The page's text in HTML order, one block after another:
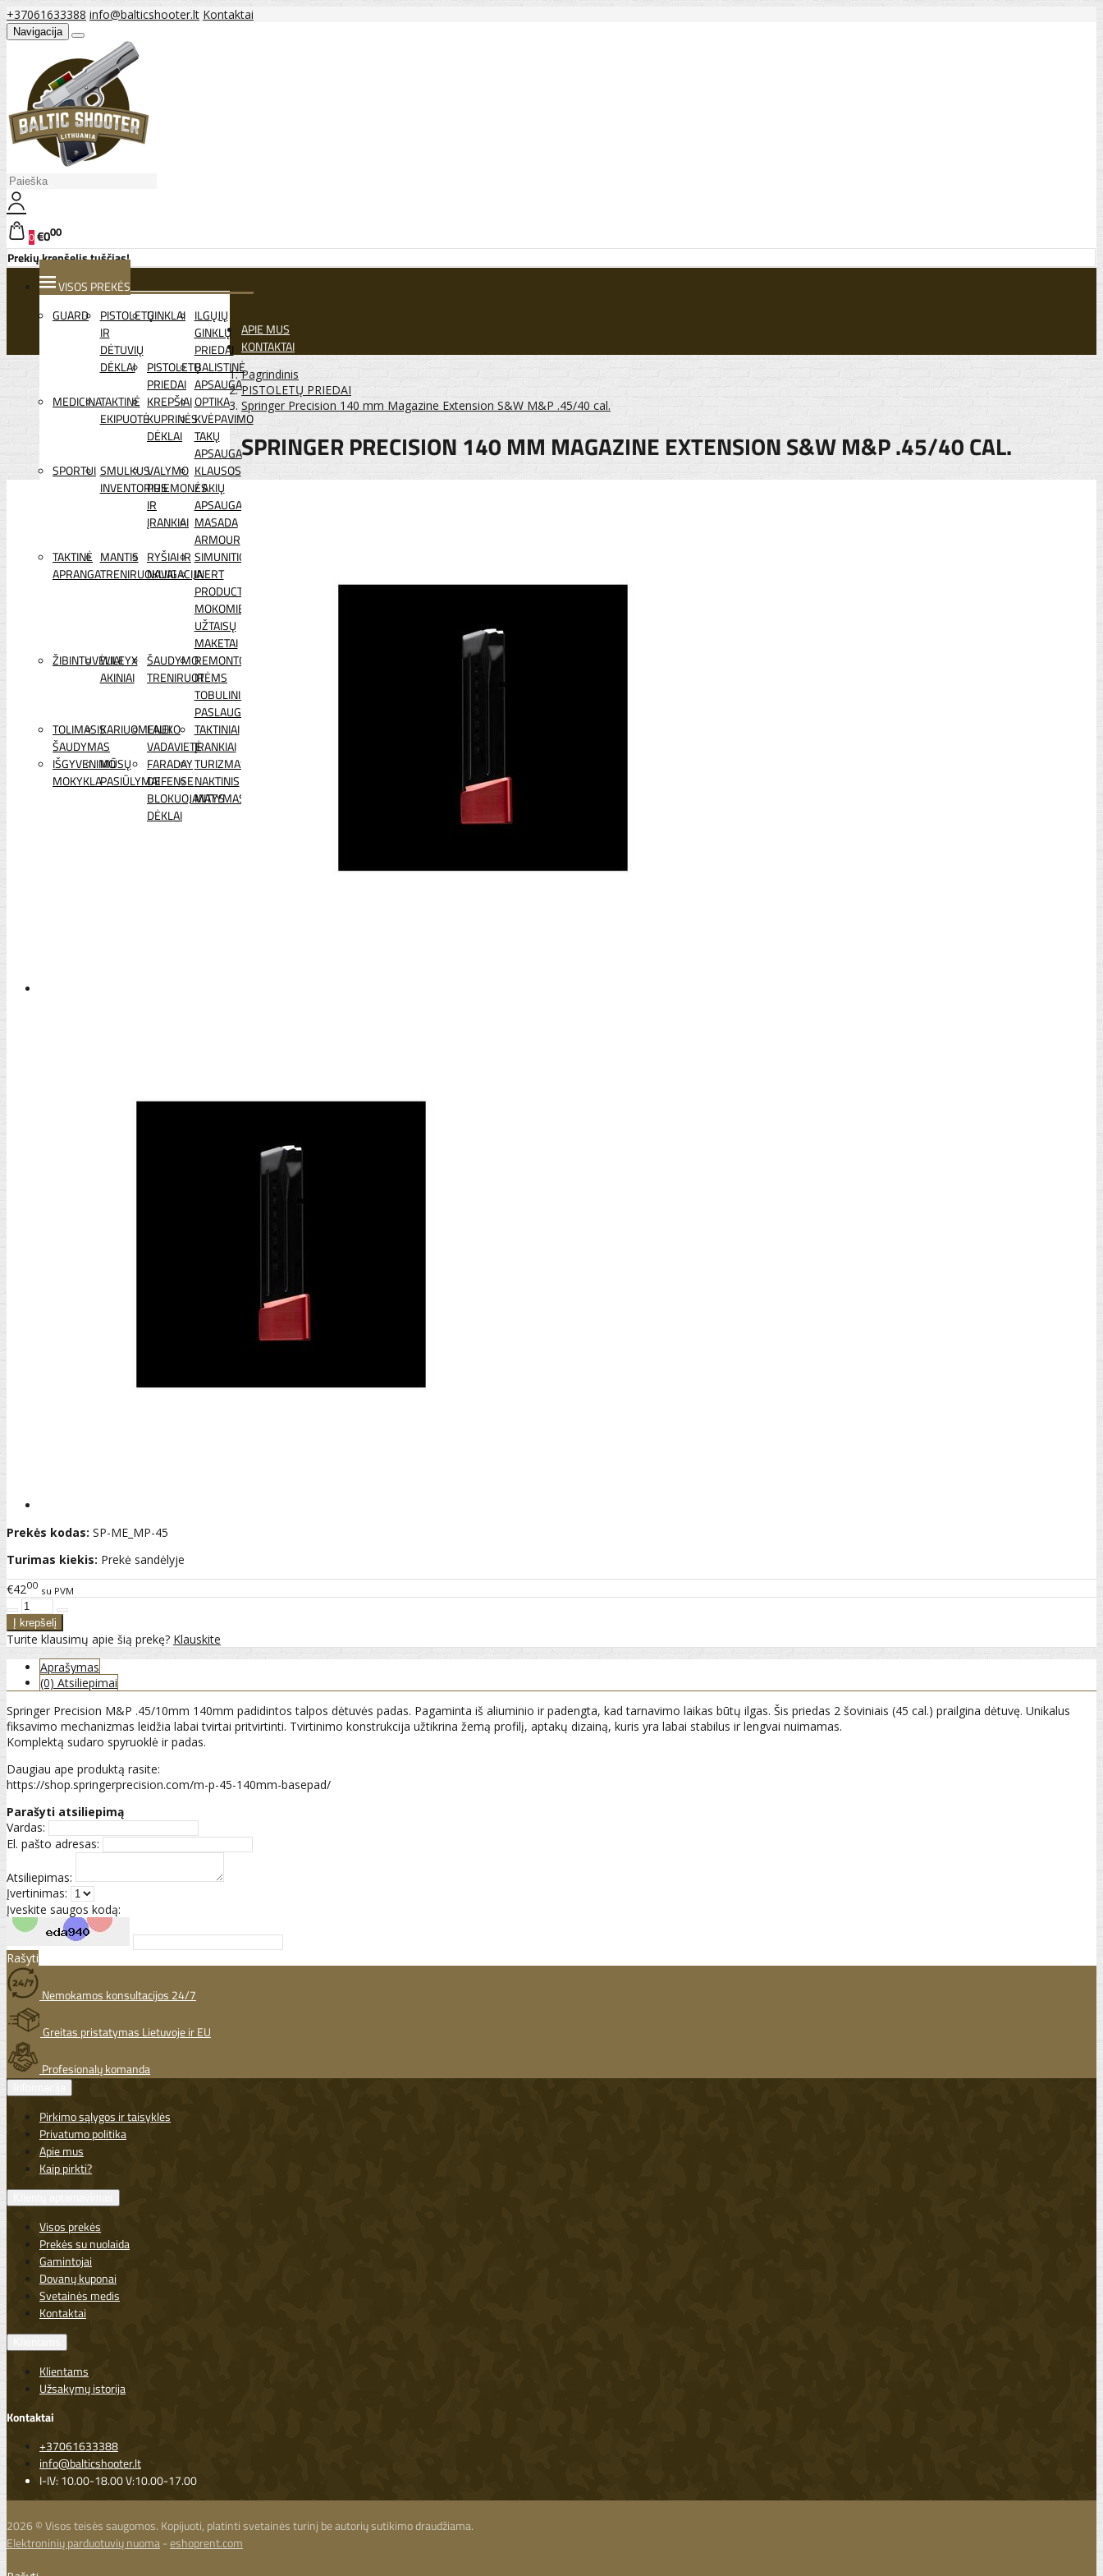
+37061633388 info@balticshooter.lt Kontaktai
Navigacija
0€000
Prekių krepšelis tuščias!
VISOS PREKĖS
GUARD
PISTOLETŲ
IR
DĖTUVIŲ
DĖKLAI
GINKLAI ILGŲJŲ
GINKLŲ
PRIEDAI
PISTOLETŲ
PRIEDAI
BALISTINĖ
APSAUGA
MEDICINATAKTINĖ
EKIPUOTĖ
KREPŠIAI
KUPRINĖS
DĖKLAI
OPTIKA
KVĖPAVIMO
TAKŲ
APSAUGA
SPORTUI SMULKUS
INVENTORIUS
VALYMO
PRIEMONĖS
IR
ĮRANKIAI
KLAUSOS
/ AKIŲ
APSAUGA
MASADA
ARMOUR
TAKTINĖ
APRANGA
MANTIS
TRENIRUOKLIAI
RYŠIAI IR
NAVIGACIJA
SIMUNITION
INERT
PRODUCTS
MOKOMIEJI
UŽTAISŲ
MAKETAI
ŽIBINTUVĖLIAI
WILEYX
AKINIAI
ŠAUDYMO
TRENIRUOTĖMS
REMONTO
IR
TOBULINIMO
PASLAUGOS
TOLIMASIS
ŠAUDYMAS
KARIUOMENEI
LAUKO
VADAVIETĖ
TAKTINIAI
ĮRANKIAI
IŠGYVENIMO
MOKYKLA
MŪSŲ
PASIŪLYMAI
FARADAY
DEFENSE
BLOKUOJANTYS
DĖKLAI
TURIZMAS
NAKTINIS
MATYMAS
APIE MUS
KONTAKTAI
Pagrindinis
PISTOLETŲ PRIEDAI
Springer Precision 140 mm Magazine Extension S&W M&P .45/40 cal.
SPRINGER PRECISION 140 MM MAGAZINE EXTENSION S&W M&P .45/40 CAL.
Prekės kodas: SP-ME_MP-45
Turimas kiekis: Prekė sandėlyje
€4200 su PVM
Turite klausimų apie šią prekę? Klauskite
Aprašymas
(0) Atsiliepimai
Springer Precision M&P .45/10mm 140mm padidintos talpos dėtuvės padas. Pagaminta iš aliuminio ir padengta, kad tarnavimo laikas būtų ilgas. Šis priedas 2 šoviniais (45 cal.) prailgina dėtuvę. Unikalus
fiksavimo mechanizmas leidžia labai tvirtai pritvirtinti. Tvirtinimo konstrukcija užtikrina žemą profilį, aptakų dizainą, kuris yra labai stabilus ir lengvai nuimamas.
Komplektą sudaro spyruoklė ir padas.
Daugiau ape produktą rasite:
https://shop.springerprecision.com/m-p-45-140mm-basepad/
Parašyti atsiliepimą
Vardas:
El. pašto adresas:
Atsiliepimas:
Įvertinimas:
Įveskite saugos kodą:
Rašyti
Nemokamos konsultacijos 24/7
Greitas pristatymas Lietuvoje ir EU
Profesionalų komanda
Pirkimo sąlygos ir taisyklės
Privatumo politika
Apie mus
Kaip pirkti?
Visos prekės
Prekės su nuolaida
Gamintojai
Dovanų kuponai
Svetainės medis
Kontaktai
Klientams
Užsakymų istorija
Kontaktai
+37061633388
info@balticshooter.lt
I-IV: 10.00-18.00 V:10.00-17.00
2026 © Visos teisės saugomos. Kopijuoti, platinti svetainės turinį be autorių sutikimo draudžiama.
Elektroninių parduotuvių nuoma-eshoprent.com